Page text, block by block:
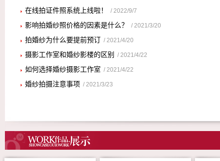
在线拍证件照系统上线啦！ / 2022/9/7
影响拍婚纱照价格的因素是什么？ / 2021/3/20
拍婚纱为什么要提前预订 / 2021/4/20
摄影工作室和婚纱影楼的区别 / 2021/4/22
如何选择婚纱摄影工作室 / 2021/4/22
婚纱拍摄注意事项 / 2021/3/23